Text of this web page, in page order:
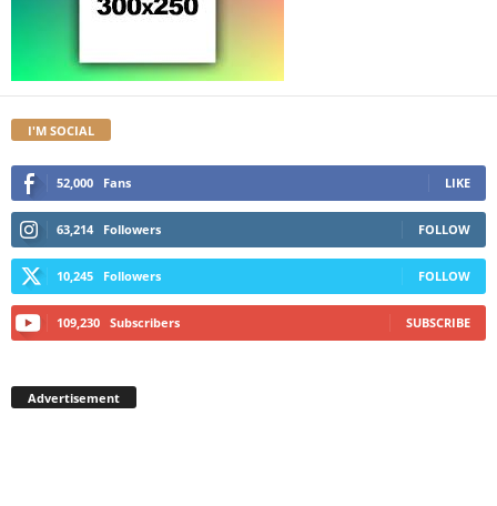
I'M SOCIAL
52,000 Fans LIKE
63,214 Followers FOLLOW
10,245 Followers FOLLOW
109,230 Subscribers SUBSCRIBE
Advertisement